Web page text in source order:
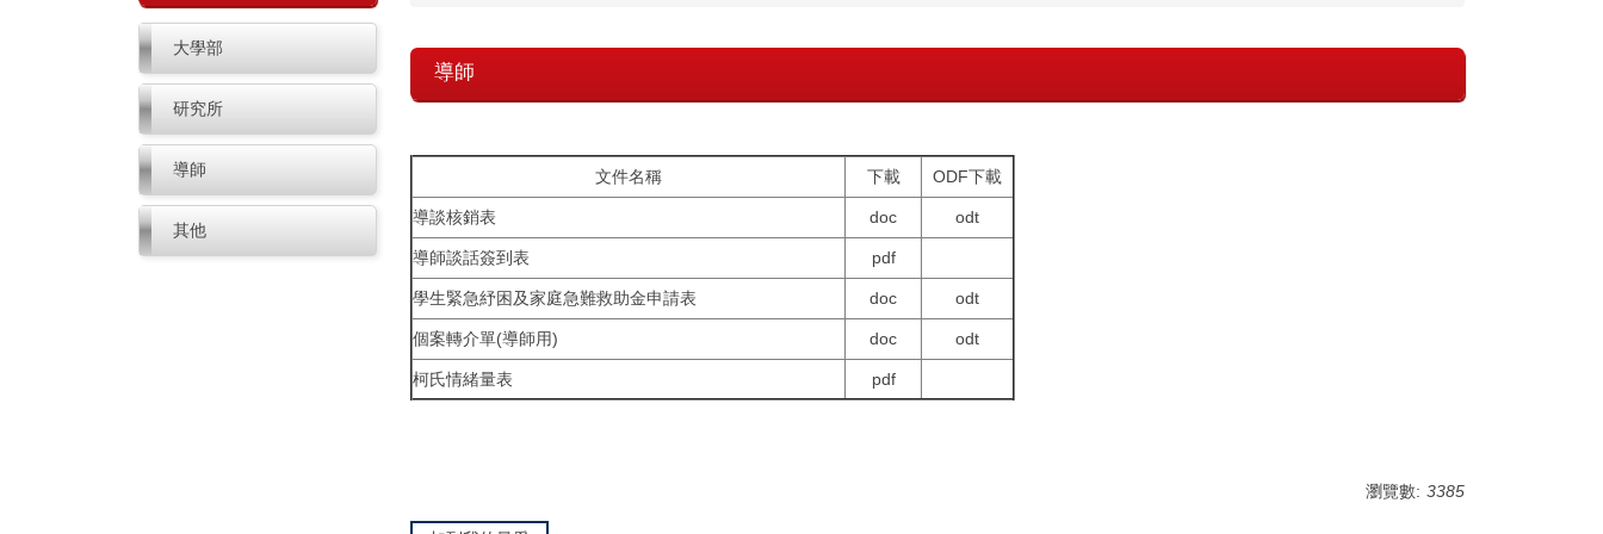
大學部
研究所
導師
其他
導師
文件名稱 下載 ODF下載
導談核銷表 doc odt
導師談話簽到表 pdf
學生緊急紓困及家庭急難救助金申請表 doc odt
個案轉介單(導師用) doc odt
柯氏情緒量表 pdf
瀏覽數: 3385